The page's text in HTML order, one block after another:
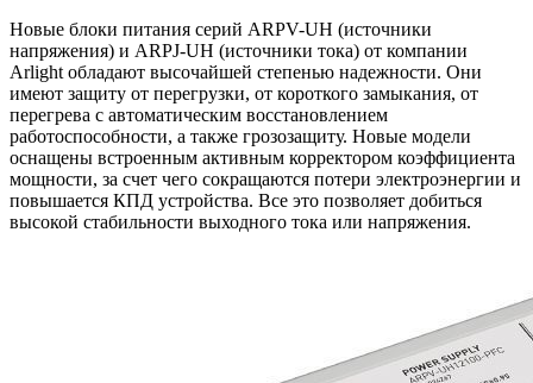
Новые блоки питания серий ARPV-UH (источники
напряжения) и ARPJ-UH (источники тока) от компании
Arlight обладают высочайшей степенью надежности. Они
имеют защиту от перегрузки, от короткого замыкания, от
перегрева с автоматическим восстановлением
работоспособности, а также грозозащиту. Новые модели
оснащены встроенным активным корректором коэффициента
мощности, за счет чего сокращаются потери электроэнергии и
повышается КПД устройства. Все это позволяет добиться
высокой стабильности выходного тока или напряжения.